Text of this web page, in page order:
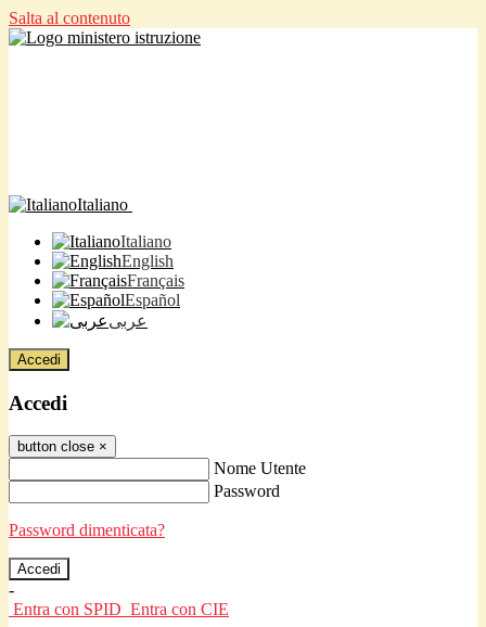
Salta al contenuto
Italiano
Italiano
English
Français
Español
عربى
Accedi
Accedi
button close ×
Nome Utente
Password
Password dimenticata?
-
Entra con SPID Entra con CIE